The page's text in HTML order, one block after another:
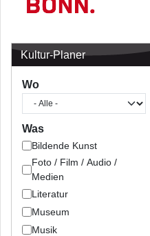
Kultur-Planer
Wo
Was
Bildende Kunst
Foto / Film / Audio /
Medien
Literatur
Museum
Musik